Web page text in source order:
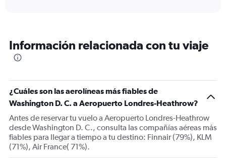
categories.
The
Y
axis
displaying
Number
of
flights.
Range:
Información relacionada con tu viaje
¿Cuáles son las aerolíneas más fiables de
Washington D. C. a Aeropuerto Londres-Heathrow?
Antes de reservar tu vuelo a Aeropuerto Londres-Heathrow
desde Washington D. C., consulta las compañías aéreas más
fiables para llegar a tiempo a tu destino: Finnair (79%), KLM
(71%), Air France( 71%).